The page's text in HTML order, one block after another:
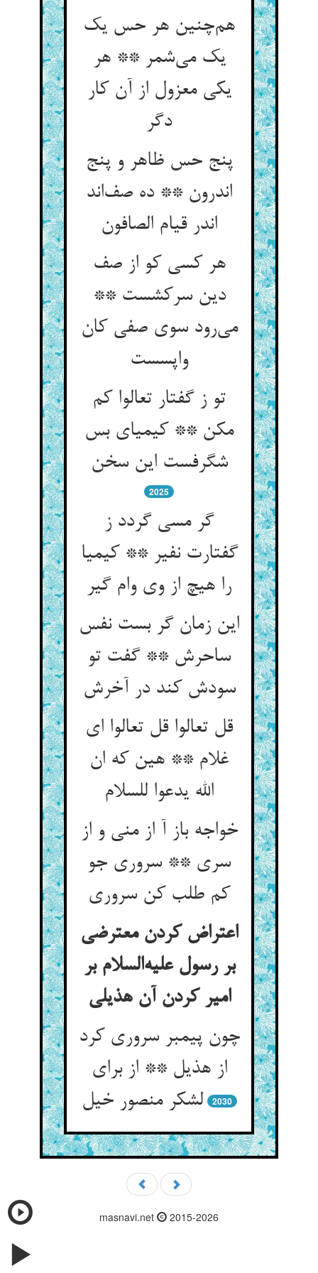
هم‌چنین هر حس یک
یک می‌شمر ** هر
یکی معزول از آن کار
دگر
پنج حس ظاهر و پنج
اندرون ** ده صف‌اند
اندر قیام الصافون
هر کسی کو از صف
دین سرکشست **
می‌رود سوی صفی کان
واپسست
تو ز گفتار تعالوا کم
مکن ** کیمیای بس
شگرفست این سخن
2025
گر مسی گردد ز
گفتارت نفیر ** کیمیا
را هیچ از وی وام گیر
این زمان گر بست نفس
ساحرش ** گفت تو
سودش کند در آخرش
قل تعالوا قل تعالوا ای
غلام ** هین که ان
الله یدعوا للسلام
خواجه باز آ از منی و از
سری ** سروری جو
کم طلب کن سروری
اعتراض کردن معترضی
بر رسول علیه‌السلام بر
امیر کردن آن هذیلی
چون پیمبر سروری کرد
از هذیل ** از برای
لشکر منصور خیل
2030
masnavi.net 2015-2026